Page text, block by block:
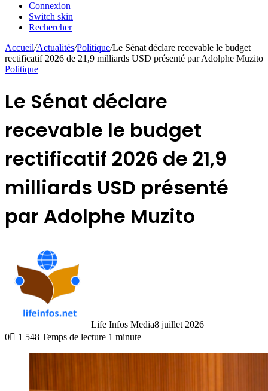
Connexion
Switch skin
Rechercher
Accueil/Actualités/Politique/Le Sénat déclare recevable le budget
rectificatif 2026 de 21,9 milliards USD présenté par Adolphe Muzito
Politique
Le Sénat déclare
recevable le budget
rectificatif 2026 de 21,9
milliards USD présenté
par Adolphe Muzito
Life Infos Media8 juillet 2026
0
1 548 Temps de lecture 1 minute